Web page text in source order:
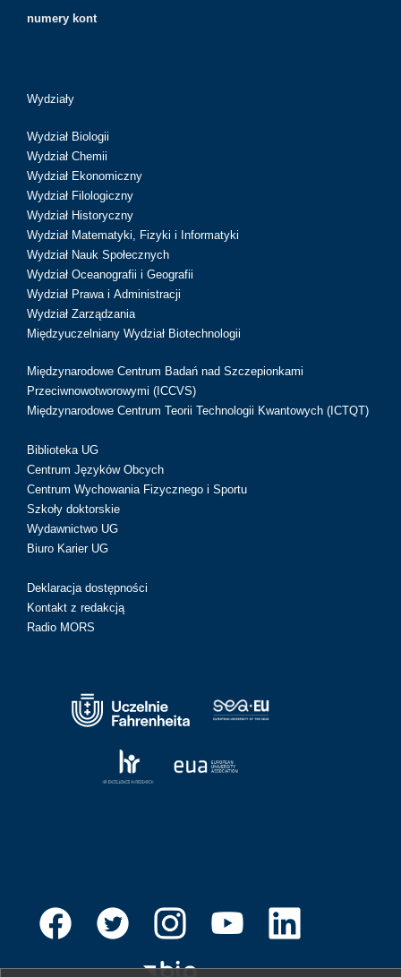
numery kont
Wydziały
Wydział Biologii
Wydział Chemii
Wydział Ekonomiczny
Wydział Filologiczny
Wydział Historyczny
Wydział Matematyki, Fizyki i Informatyki
Wydział Nauk Społecznych
Wydział Oceanografii i Geografii
Wydział Prawa i Administracji
Wydział Zarządzania
Międzyuczelniany Wydział Biotechnologii
Międzynarodowe Centrum Badań nad Szczepionkami
Przeciwnowotworowymi (ICCVS)
Międzynarodowe Centrum Teorii Technologii Kwantowych (ICTQT)
Biblioteka UG
Centrum Języków Obcych
Centrum Wychowania Fizycznego i Sportu
Szkoły doktorskie
Wydawnictwo UG
Biuro Karier UG
Deklaracja dostępności
Kontakt z redakcją
Radio MORS